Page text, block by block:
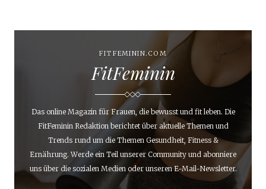
FITFEMININ.COM
FitFeminin
Das online Magazin für Frauen, die bewusst und fit leben. Die
FitFeminin Redaktion berichtet über aktuelle Themen und
Trends rund um die Themen Gesundheit, Fitness &
Ernährung. Werde ein Teil unserer Community und abonniere
uns über die sozialen Medien oder unseren E-Mail-Newsletter.